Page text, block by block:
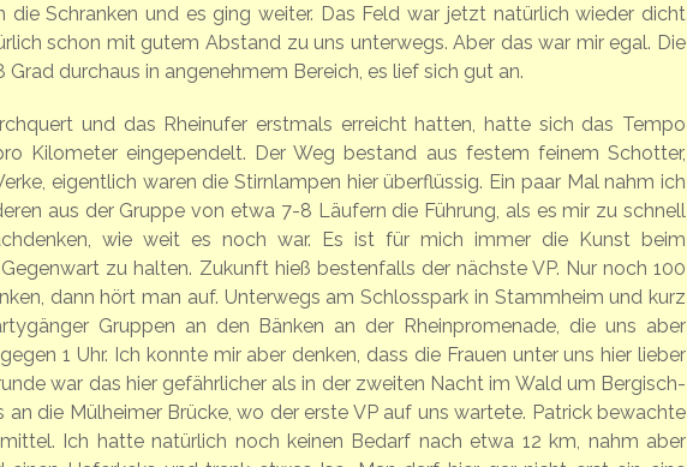
die Schranken und es ging weiter. Das Feld war jetzt natürlich wieder dicht
schon mit gutem Abstand zu uns unterwegs. Aber das war mir egal. Die
durchaus in angenehmem Bereich, es lief sich gut an.
und das Rheinufer erstmals erreicht hatten, hatte sich das Tempo
Kilometer eingependelt. Der Weg bestand aus festem feinem Schotter,
eigentlich waren die Stirnlampen hier überflüssig. Ein paar Mal nahm ich
aus der Gruppe von etwa 7-8 Läufern die Führung, als es mir zu schnell
wie weit es noch war. Es ist für mich immer die Kunst beim
zu halten. Zukunft hieß bestenfalls der nächste VP. Nur noch 100
dann hört man auf. Unterwegs am Schlosspark in Stammheim und kurz
Gruppen an den Bänken an der Rheinpromenade, die uns aber
1 Uhr. Ich konnte mir aber denken, dass die Frauen unter uns hier lieber
war das hier gefährlicher als in der zweiten Nacht im Wald um Bergisch-
die Mülheimer Brücke, wo der erste VP auf uns wartete. Patrick bewachte
Ich hatte natürlich noch keinen Bedarf nach etwa 12 km, nahm aber